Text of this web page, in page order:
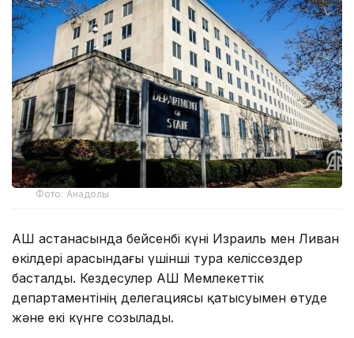
Фото: Анадолы
АҚШ астанасында бейсенбі күні Израиль мен Ливан
өкілдері арасындағы үшінші тура келіссөздер
басталды. Кездесулер АҚШ Мемлекеттік
департаментінің делегациясы қатысуымен өтуде
және екі күнге созылады.